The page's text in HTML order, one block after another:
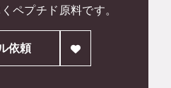
ペプチド原料です。
依頼